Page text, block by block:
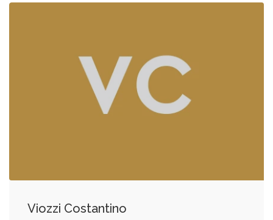
Viozzi Costantino